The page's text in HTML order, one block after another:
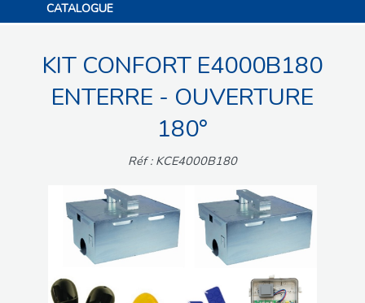
CATALOGUE
MOTORISATIONS
ACCESSOIRES ET ELECTRONIQUES
INTERPHONES VISIOPHONES
KIT CONFORT E4000B180
ENTERRE - OUVERTURE
180°
Réf : KCE4000B180